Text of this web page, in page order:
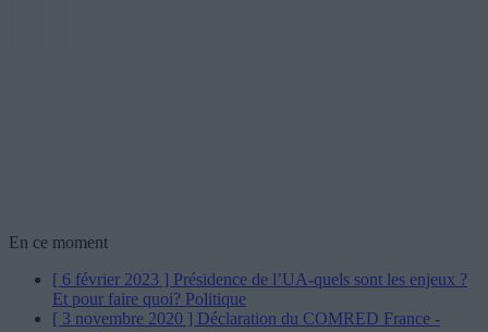
En ce moment
[ 6 février 2023 ] Présidence de l’UA-quels sont les enjeux ?
Et pour faire quoi? Politique
[ 3 novembre 2020 ] Déclaration du COMRED France -